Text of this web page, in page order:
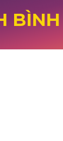
BÌNH